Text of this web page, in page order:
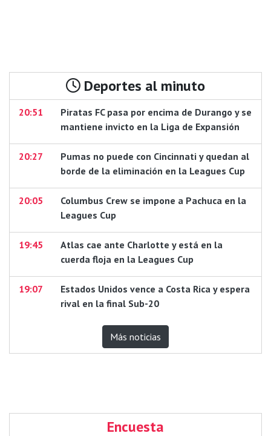
Deportes al minuto
20:51
Piratas FC pasa por encima de Durango y se
mantiene invicto en la Liga de Expansión
20:27
Pumas no puede con Cincinnati y quedan al
borde de la eliminación en la Leagues Cup
20:05
Columbus Crew se impone a Pachuca en la
Leagues Cup
19:45
Atlas cae ante Charlotte y está en la
cuerda floja en la Leagues Cup
19:07
Estados Unidos vence a Costa Rica y espera
rival en la final Sub-20
Más noticias
Encuesta